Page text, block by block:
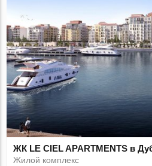
ЖК LE CIEL APARTMENTS в
Жилой комплекс